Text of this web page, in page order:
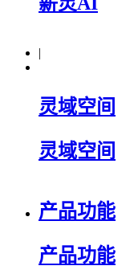
|
灵域空间
灵域空间
产品功能
产品功能